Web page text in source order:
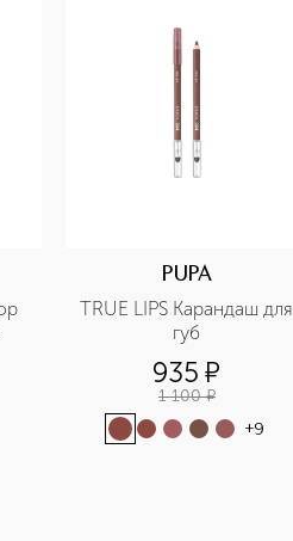
PUPA
TRUE LIPS Карандаш для
губ
935 ¤
1 100 ¤
+9